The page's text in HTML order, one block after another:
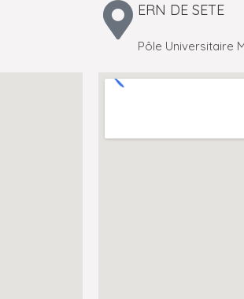
ERN DE SETE
Pôle Universitaire